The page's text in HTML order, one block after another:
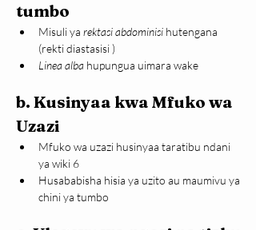
tumbo
Misuli ya rektasi abdominisi hutengana
(rekti diastasisi )
Linea alba hupungua uimara wake
b. Kusinyaa kwa Mfuko wa
Uzazi
Mfuko wa uzazi husinyaa taratibu ndani
ya wiki 6
Husababisha hisia ya uzito au maumivu ya
chini ya tumbo